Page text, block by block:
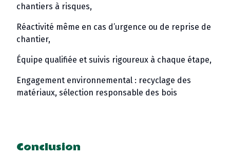
chantiers à risques,
Réactivité même en cas d’urgence ou de reprise de
chantier,
Équipe qualifiée et suivis rigoureux à chaque étape,
Engagement environnemental : recyclage des
matériaux, sélection responsable des bois
Conclusion